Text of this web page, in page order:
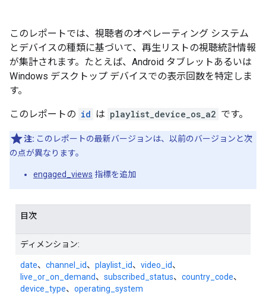
このレポートでは、視聴者のオペレーティング システム
とデバイスの種類に基づいて、再生リストの視聴統計情報
が集計されます。たとえば、Android タブレットあるいは
Windows デスクトップ デバイスでの表示回数を特定しま
す。
このレポートの id は playlist_device_os_a2 です。
注: このレポートの最新バージョンは、以前のバージョンと次
の点が異なります。
engaged_views 指標を追加
目次
ディメンション:
date、 channel_id、 playlist_id、 video_id、
live_or_on_demand、 subscribed_status、 country_code、
device_type、 operating_system